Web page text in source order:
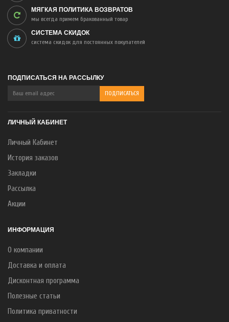
МЯГКАЯ ПОЛИТИКА ВОЗВРАТОВ
мы всегда примем бракованный товар
СИСТЕМА СКИДОК
система скидок для постоянных покупателей
ПОДПИСАТЬСЯ НА РАССЫЛКУ
ЛИЧНЫЙ КАБИНЕТ
Личный Кабинет
История заказов
Закладки
Рассылка
Акции
ИНФОРМАЦИЯ
О компании
Доставка и оплата
Дисконтная программа
Полезные статьи
Политика приватности